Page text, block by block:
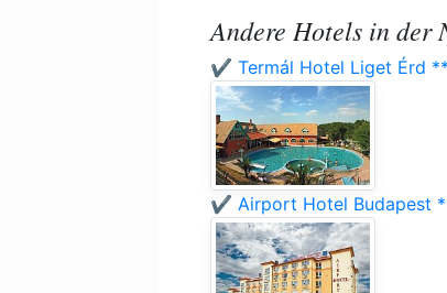
Andere Hotels in der
✔️ Termál Hotel Liget Érd
✔️ Airport Hotel Budapest